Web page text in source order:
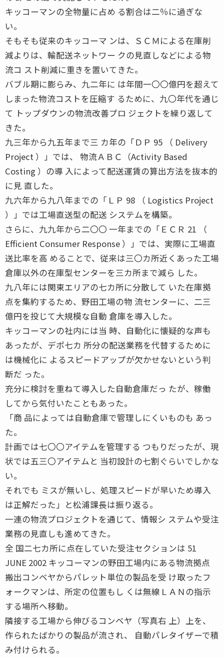
キッコーマンの全物量に占め る割合は二％に過ぎな
い。
そもそも従来のキッコーマ ンは、ＳＣＭによる在庫削
減よりは、輸配送ネットワー クの見直しなどによる物
流コ スト削減に重きを置いてきた。
バブル期に膨らみ、九二年に は年間一〇〇億円を超えて
しまった物流コストを圧縮す るために、九〇年代を通じ
て トップダウンの物流改善プロ ジェクトを繰り返して
きた。
九三年から九五年まで三 カ年の「ＤＰ 95 （ Delivery
Project ）」では、 物流ＡＢＣ（Activity Based
Costing ）の導 入によって配送運賃の算出方法を抜本的
に見 直した。
九六年から九八年までの「ＬＰ 98 （ Logistics Project
）」では工場直送型の配送 システムを構築。
さらに、九九年から二〇〇 一年までの「ＥＣＲ 21 （
Efficient Consumer Response ）」では、実際に工場直
送比率を高 めることで、従来は三〇カ所近くあった工場
倉庫以外の在庫型センターを三カ所まで減ら した。
九八年には関東エリアの七カ所に分散して いた在庫拠
点を集約するため、野田工場の物 流センターに、二三
億円を投じて大規模な自動 倉庫を導入した。
キッコーマンの社内には当 時、自動化に懐疑的な声も
あったが、デポ七カ 所分の配送業務を代替するために
は機械化に よるスピードアップが欠かせないという判
断だ った。
充分に検討を重ねて導入した自動倉庫だっ たが、稼働
してから気付いたこともあった。
「商 品によっては自動倉庫で管理しにくいものも あっ
た。
計画では七〇〇アイテムを管理する つもりだったが、現
状では五三〇アイテムと 当初設計の七割ぐらいでしかな
い。
それでも ミスが無いし、処理スピードが早いため導入
は正解だった」と松浦課長は振り返る。
一連の物流プロジェクトを通じて、情報シ ステムや受注
業務の見直しも進めてきた。
全 国二七カ所に点在していた受注セクションは 51
JUNE 2002 キッコーマンの野田工場内にある物流拠点
搬出コンベヤからパレット単位の製品を受 け取ったフ
ォークマンは、所定の位置もし くは無線ＬＡＮの指示
する場所へ移動。
隣接する工場から伸びるコンベヤ（写真右 上）上を、
作られたばかりの製品が流され、 自動パレタイザーで積
み付けられる。